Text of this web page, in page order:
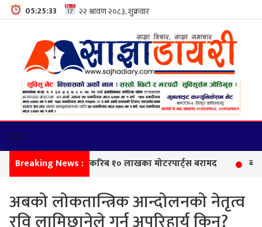
05:25:34
Breaking News :
अबको लोकतान्त्रिक आन्दोलनको नेतृत्व